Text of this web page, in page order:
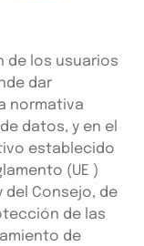
de los usuarios
dar
normativa
datos, y en el
establecido
(UE )
del Consejo, de
de las
de